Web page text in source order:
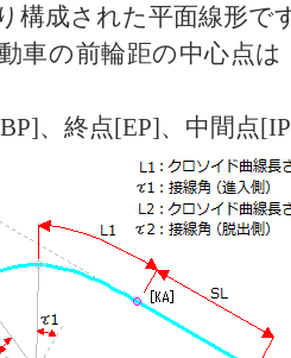
構成された平面線形で
車の前輪距の中心点
、終点[EP]、中間点